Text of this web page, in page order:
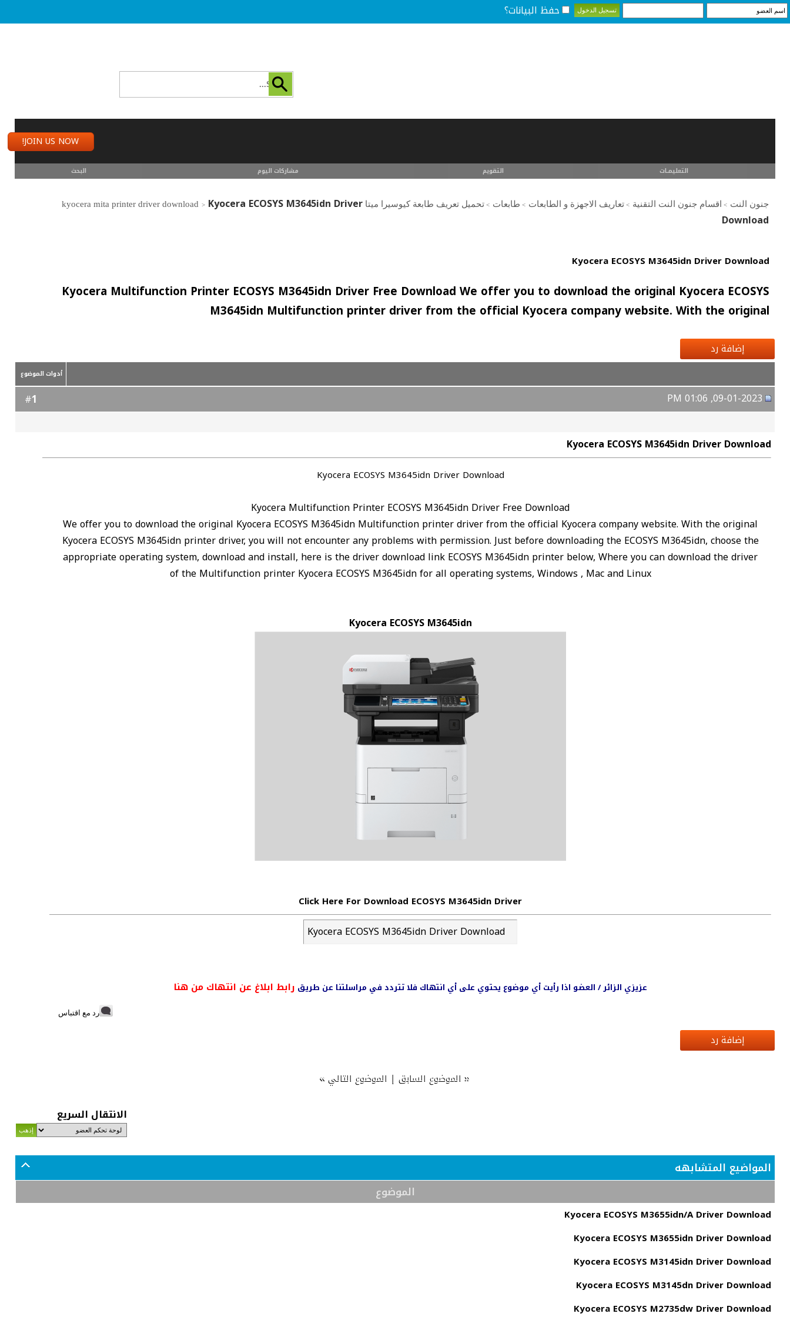
حفظ البيانات؟
JOIN US NOW!
التعليمـــات التقويم مشاركات اليوم البحث
جنون النت > اقسام جنون النت التقنية > تعاريف الاجهزة و الطابعات > طابعات > تحميل تعريف طابعة كيوسيرا ميتا kyocera mita printer driver download > Kyocera ECOSYS M3645idn Driver
Download
Kyocera ECOSYS M3645idn Driver Download
Kyocera Multifunction Printer ECOSYS M3645idn Driver Free Download We offer you to download the original Kyocera ECOSYS
M3645idn Multifunction printer driver from the official Kyocera company website. With the original
إضافة رد
أدوات الموضوع
1
Kyocera ECOSYS M3645idn Driver Download
Kyocera ECOSYS M3645idn Driver Download
Kyocera Multifunction Printer ECOSYS M3645idn Driver Free Download
We offer you to download the original Kyocera ECOSYS M3645idn Multifunction printer driver from the official Kyocera company website. With the original
Kyocera ECOSYS M3645idn printer driver, you will not encounter any problems with permission. Just before downloading the ECOSYS M3645idn, choose the
appropriate operating system, download and install, here is the driver download link ECOSYS M3645idn printer below, Where you can download the driver
of the Multifunction printer Kyocera ECOSYS M3645idn for all operating systems, Windows , Mac and Linux
Kyocera ECOSYS M3645idn
Click Here For Download ECOSYS M3645idn Driver
Kyocera ECOSYS M3645idn Driver Download
عزيزي الزائر / العضو اذا رأيت أي موضوع يحتوي على أي انتهاك فلا تتردد في مراسلتنا عن طريق رابط ابلاغ عن انتهاك من هنا
رد مع اقتباس
إضافة رد
« الموضوع السابق| الموضوع التالي»
الانتقال السريع
المواضيع المتشابهه
الموضوع
Kyocera ECOSYS M3655idn/A Driver Download
Kyocera ECOSYS M3655idn Driver Download
Kyocera ECOSYS M3145idn Driver Download
Kyocera ECOSYS M3145dn Driver Download
Kyocera ECOSYS M2735dw Driver Download